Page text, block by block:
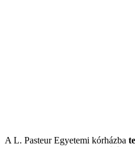
A L. Pasteur Egyetemi kórházba